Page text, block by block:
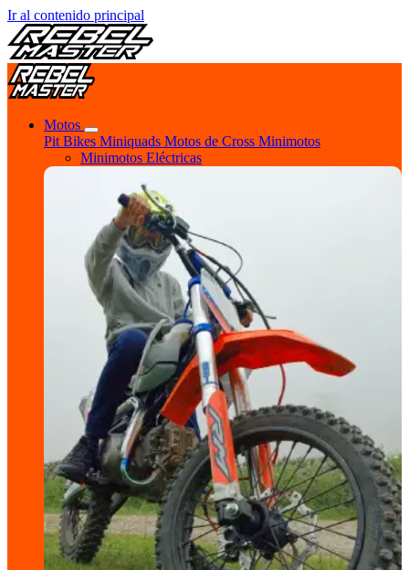
Ir al contenido principal
Motos
Pit Bikes Miniquads Motos de Cross Minimotos
Minimotos Eléctricas